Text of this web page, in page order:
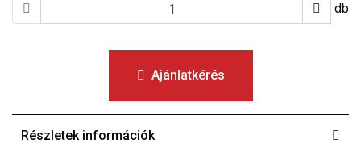
db
Ajánlatkérés
Részletek információk